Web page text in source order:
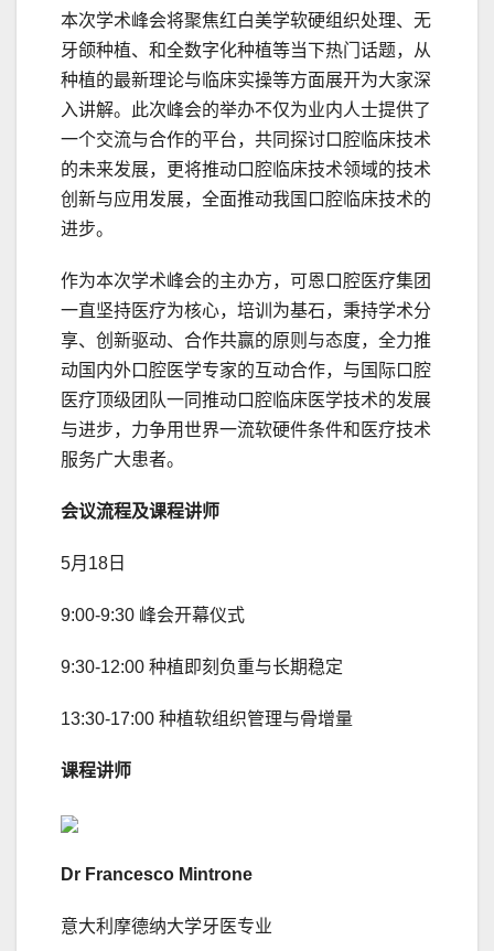
本次学术峰会将聚焦红白美学软硬组织处理、无
牙颌种植、和全数字化种植等当下热门话题，从
种植的最新理论与临床实操等方面展开为大家深
入讲解。此次峰会的举办不仅为业内人士提供了
一个交流与合作的平台，共同探讨口腔临床技术
的未来发展，更将推动口腔临床技术领域的技术
创新与应用发展，全面推动我国口腔临床技术的
进步。
作为本次学术峰会的主办方，可恩口腔医疗集团
一直坚持医疗为核心，培训为基石，秉持学术分
享、创新驱动、合作共赢的原则与态度，全力推
动国内外口腔医学专家的互动合作，与国际口腔
医疗顶级团队一同推动口腔临床医学技术的发展
与进步，力争用世界一流软硬件条件和医疗技术
服务广大患者。
会议流程及课程讲师
5月18日
9:00-9:30 峰会开幕仪式
9:30-12:00 种植即刻负重与长期稳定
13:30-17:00 种植软组织管理与骨增量
课程讲师
Dr Francesco Mintrone
意大利摩德纳大学牙医专业